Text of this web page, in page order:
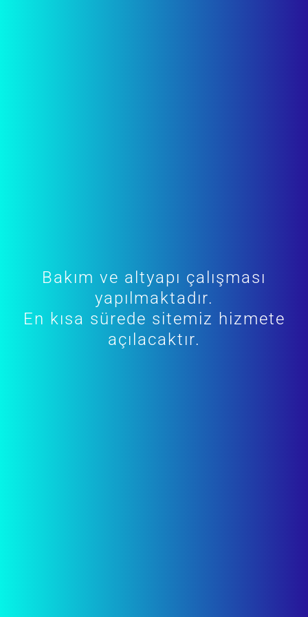
Bakım ve altyapı çalışması
yapılmaktadır.
En kısa sürede sitemiz hizmete
açılacaktır.